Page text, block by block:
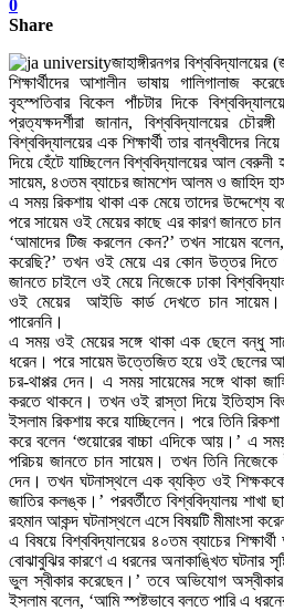
0
Share
জাহাঙ্গীরনগর
শিক্ষার্থীদের আশালীন ভাষায় গালিগালাজ
বৃহস্পতিবার বিকেল পাঁচটার দিকে
প্রত্যক্ষদর্শীরা জানান, বিশ্ববিদ্যালয়ের
বিশ্ববিদ্যালয়ের এক শিক্ষার্থী তার বান্ধবীদের
দিয়ে হেঁটে যাচ্ছিলেন বিশ্ববিদ্যালয়ের আল
সায়েম, ৪৩তম ব্যাচের জামশেদ আলম ও জাহিদ
এ সময় রিকশায় থাকা এক মেয়ে তাদের উদ্দেশ্যে
পরে সায়েম ওই মেয়ের কাছে এর কারণ জানতে
‘আমাদের টিজ করলেন কেন?’ তখন সায়েম
করেছি?’ তখন ওই মেয়ে এর কোন উত্তর দিতে
জানতে চাইলে ওই মেয়ে নিজেকে ঢাকা
ওই মেয়ের আইডি কার্ড দেখতে চান
পারেননি।
এ সময় ওই মেয়ের সঙ্গে থাকা এক ছেলে বন্ধু
ধরেন। পরে সায়েম উত্তেজিত হয়ে ওই ছেলের
চর-থাপ্পর দেন। এ সময় সায়েমের সঙ্গে থাকা
করতে থাকনে। তখন ওই রাস্তা দিয়ে ইতিহাস
ইসলাম রিকশায় করে যাচ্ছিলেন। পরে তিনি
করে বলেন ‘শুয়োরের বাচ্চা এদিকে আয়।’ এ সময়
পরিচয় জানতে চান সায়েম। তখন তিনি নিজেকে
দেন। তখন ঘটনাস্থলে এক ব্যক্তি ওই
জাতির কলঙ্ক।’ পরবর্তীতে বিশ্ববিদ্যালয় শাখা
রহমান আকন্দ ঘটনাস্থলে এসে বিষয়টি মীমাংসা
এ বিষয়ে বিশ্ববিদ্যালয়ের ৪০তম ব্যাচের
বোঝাবুঝির কারণে এ ধরনের অনাকাঙ্খিত ঘটনার
ভুল স্বীকার করেছেন।’ তবে অভিযোগ
ইসলাম বলেন, ‘আমি স্পষ্টভাবে বলতে পারি এ